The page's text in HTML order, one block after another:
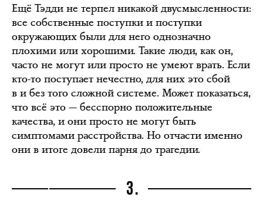
Ещё Тэдди не терпел никакой двусмысленности:
все собственные поступки и поступки
окружающих были для него однозначно
плохими или хорошими. Такие люди, как он,
часто не могут или просто не умеют врать. Если
кто-то поступает нечестно, для них это сбой
в и без того сложной системе. Может показаться,
что всё это — бесспорно положительные
качества, и они просто не могут быть
симптомами расстройства. Но отчасти именно
они в итоге довели парня до трагедии.
3.